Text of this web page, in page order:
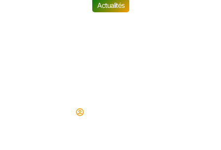
Actualités